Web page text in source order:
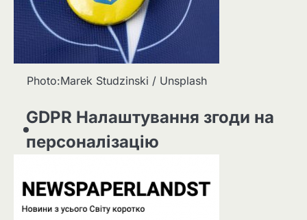
Photo:Marek Studzinski / Unsplash
GDPR Налаштування згоди на
персоналізацію